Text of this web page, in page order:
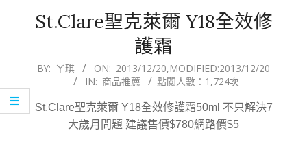
St.Clare聖克萊爾 Y18全效修
護霜
2013-
20
BY: ㄚ琪 ON: 2013/12/20,MODIFIED:2013/12/20
IN: 商品推薦 點閱人數：1,724次
St.Clare聖克萊爾 Y18全效修護霜50ml 不只解決7
大歲月問題 建議售價$780網路價$5